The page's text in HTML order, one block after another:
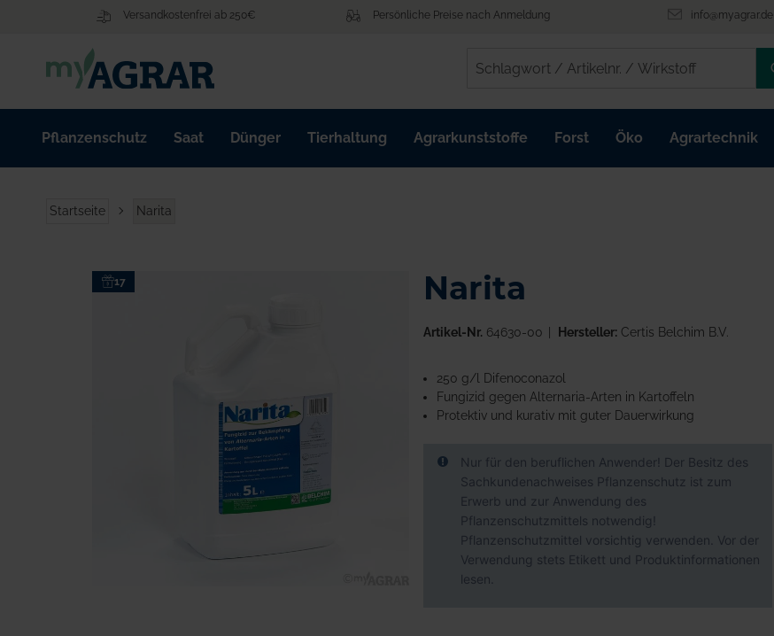
Versandkostenfrei ab 250€ Persönliche Preise nach Anmeldung info@myagrar.de
Pflanzenschutz Saat Dünger Tierhaltung Agrarkunststoffe Forst Öko Agrartechnik
Startseite Narita
17 Narita
Artikel-Nr. 64630-00 Hersteller:Certis Belchim B.V.
250 g/l Difenoconazol
Fungizid gegen Alternaria-Arten in Kartoffeln
Protektiv und kurativ mit guter Dauerwirkung
Nur für den beruflichen Anwender! Der Besitz des
Sachkundenachweises Pflanzenschutz ist zum
Erwerb und zur Anwendung des
Pflanzenschutzmittels notwendig!
Pflanzenschutzmittel vorsichtig verwenden. Vor der
Verwendung stets Etikett und Produktinformationen
lesen.